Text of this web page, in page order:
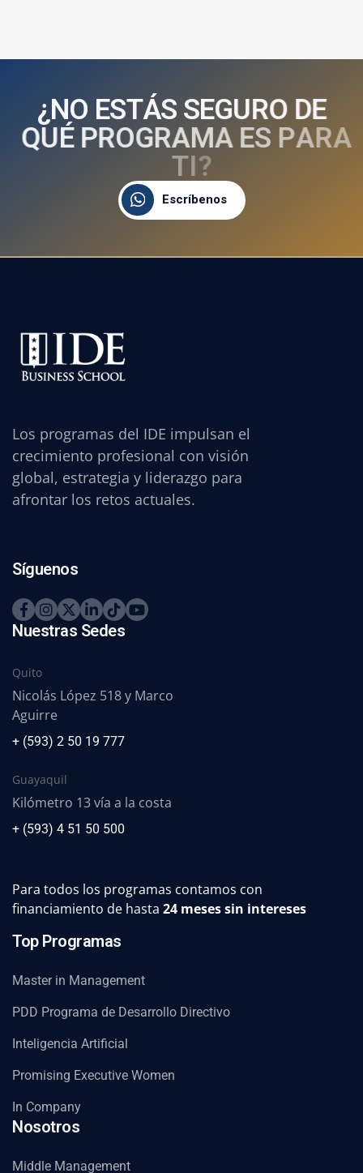
¿NO ESTÁS SEGURO DE
QUÉ PROGRAMA ES PARA
TI?
Escríbenos
Los programas del IDE impulsan el
crecimiento profesional con visión
global, estrategia y liderazgo para
afrontar los retos actuales.
Síguenos
Nuestras Sedes
Quito
Nicolás López 518 y Marco
Aguirre
+ (593) 2 50 19 777
Guayaquil
Kilómetro 13 vía a la costa
+ (593) 4 51 50 500
Para todos los programas contamos con
financiamiento de hasta 24 meses sin intereses
Top Programas
Master in Management
PDD Programa de Desarrollo Directivo
Inteligencia Artificial
Promising Executive Women
In Company
Nosotros
Middle Management